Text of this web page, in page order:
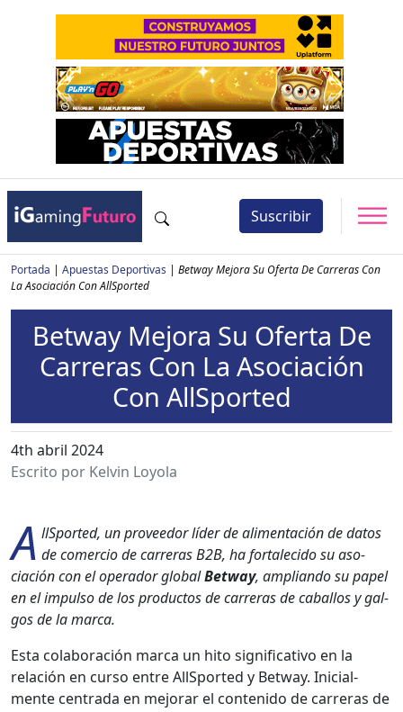
Suscribir
Portada | Apuestas Deportivas | Betway Mejora Su Oferta De Carreras Con
La Asociación Con AllSported
Betway Mejora Su Oferta De
Carreras Con La Asociación
Con AllSported
4th abril 2024
Escrito por Kelvin Loyola
A ll­Sport­ed, un provee­dor líder de ali­mentación de datos
de com­er­cio de car­reras B2B, ha for­t­ale­ci­do su aso­
ciación con el oper­ador glob­alBet­way, amplian­do su papel
en el impul­so de los pro­duc­tos de car­reras de cabal­los y gal­
gos de la mar­ca.
Esta colab­o­ración mar­ca un hito sig­ni­fica­ti­vo en la
relación en cur­so entre All­Sport­ed y Bet­way. Ini­cial­
mente cen­tra­da en mejo­rar el con­tenido de car­reras de